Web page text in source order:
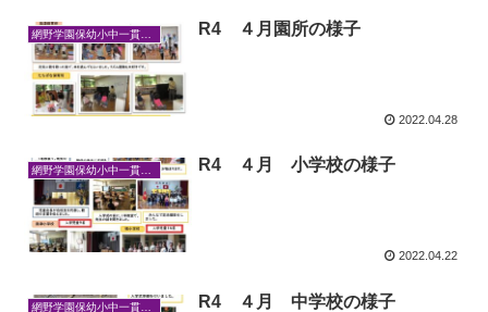
網野学園保幼小中一貫教育 R4 ４月園所の様子
2022.04.28
網野学園保幼小中一貫教育 R4 ４月 小学校の様子
2022.04.22
R4 ４月 中学校の様子